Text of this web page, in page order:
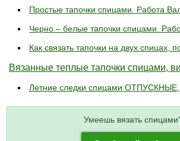
Простые тапочки спицами. Работа
Черно – белые тапочки спицами.
Как связать тапочки на двух спицах,
Вязанные теплые тапочки спицами,
Летние следки спицами ОТПУСКНЫЕ,
Умеешь вязать